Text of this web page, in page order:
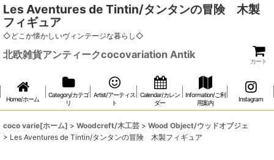
Les Aventures de Tintin/タンタンの冒険 木製
フィギュア
◇どこか懐かしいヴィンテージな暮らし◇
北欧雑貨アンティークcocovariation Antik
カート
Home/ホーム
Category/カテゴ
リ
Artist/アーティス
ト
Calendar/カレン
ダー
Information/ご利
用案内
Instagram
coco varie[ホーム] > Woodcreft/木工芸 > Wood Object/ウッドオブジェ
> Les Aventures de Tintin/タンタンの冒険 木製フィギュア